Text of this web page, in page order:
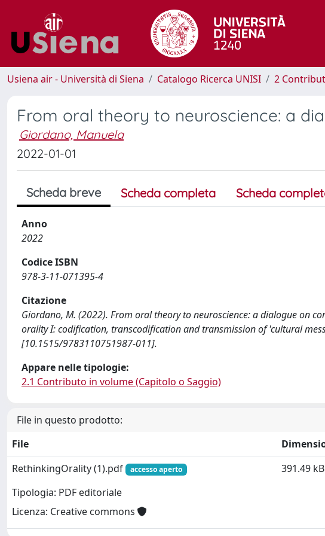
Usiena air - Università di Siena Catalogo Ricerca UNISI 2
From oral theory to neuroscience: a
Giordano, Manuela
2022-01-01
Scheda breve Scheda completa Scheda
Anno
2022
Codice ISBN
978-3-11-071395-4
Citazione
Giordano, M. (2022). From oral theory to neuroscience: a dialogue on
orality I: codification, transcodification and transmission of 'cultural
[10.1515/9783110751987-011].
Appare nelle tipologie:
2.1 Contributo in volume (Capitolo o Saggio)
File in questo prodotto:
File
RethinkingOrality (1).pdf
accesso aperto
Tipologia: PDF editoriale
Licenza: Creative commons
391.49 kB